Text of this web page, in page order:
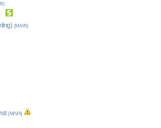
(M/V/X)
(M/V/X)